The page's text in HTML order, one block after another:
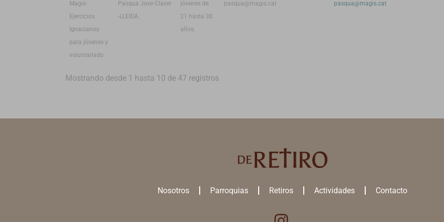
Magis-
Ejercicios
Ignacianos
para jóvenes y
voluntariado.
Pasqua Jove Claver
-LLEIDA.
jóvenes de
21 hasta 30
años.
pasqua@magis.cat pasqua@magis.cat
Mostrando desde 1 hasta 10 de 47 registros
Nosotros Parroquias Retiros Actividades Contacto